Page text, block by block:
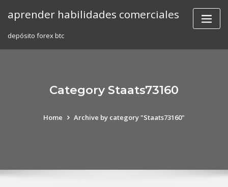
aprender habilidades comerciales
depósito forex btc
Category Staats73160
Home Archive by category "Staats73160"